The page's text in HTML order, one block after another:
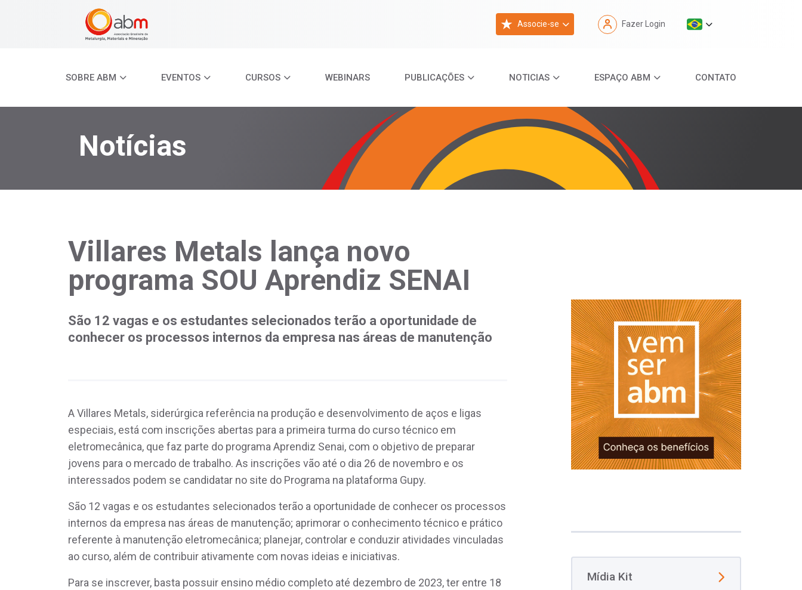
Associe-se Fazer Login
SOBRE ABM EVENTOS CURSOS WEBINARS PUBLICAÇÕES NOTICIAS ESPAÇO ABM CONTATO
Notícias
Villares Metals lança novo
programa SOU Aprendiz SENAI
São 12 vagas e os estudantes selecionados terão a oportunidade de
conhecer os processos internos da empresa nas áreas de manutenção
A Villares Metals, siderúrgica referência na produção e desenvolvimento de aços e ligas
especiais, está com inscrições abertas para a primeira turma do curso técnico em
eletromecânica, que faz parte do programa Aprendiz Senai, com o objetivo de preparar
jovens para o mercado de trabalho. As inscrições vão até o dia 26 de novembro e os
interessados podem se candidatar no site do Programa na plataforma Gupy.
São 12 vagas e os estudantes selecionados terão a oportunidade de conhecer os processos
internos da empresa nas áreas de manutenção; aprimorar o conhecimento técnico e prático
referente à manutenção eletromecânica; planejar, controlar e conduzir atividades vinculadas
ao curso, além de contribuir ativamente com novas ideias e iniciativas.
Para se inscrever, basta possuir ensino médio completo até dezembro de 2023, ter entre 18
Mídia Kit